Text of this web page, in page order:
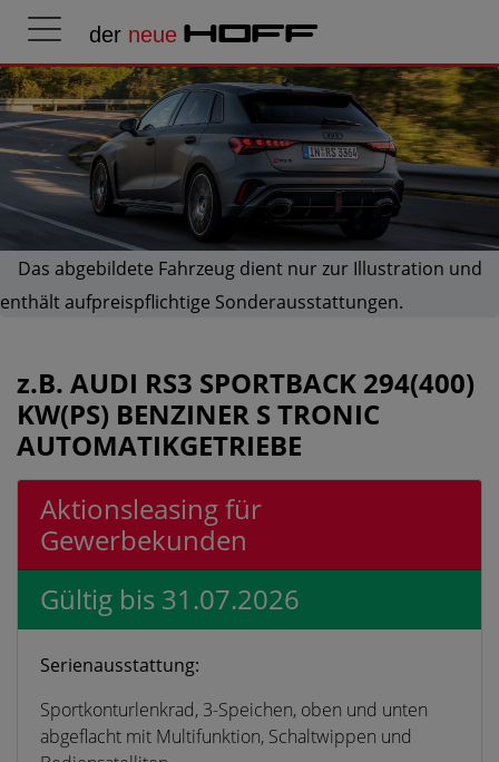
der neue HOFF
Das abgebildete Fahrzeug dient nur zur Illustration und
enthält aufpreispflichtige Sonderausstattungen.
z.B. AUDI RS3 SPORTBACK 294(400)
KW(PS) BENZINER S TRONIC
AUTOMATIKGETRIEBE
Aktionsleasing für
Gewerbekunden
Gültig bis 31.07.2026
Serienausstattung:
Sportkonturlenkrad, 3-Speichen, oben und unten
abgeflacht mit Multifunktion, Schaltwippen und